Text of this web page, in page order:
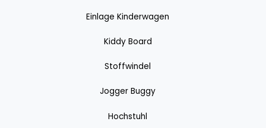
Einlage Kinderwagen
Kiddy Board
Stoffwindel
Jogger Buggy
Hochstuhl